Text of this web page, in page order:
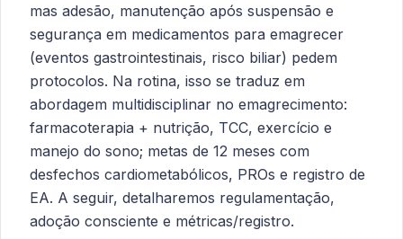
mas adesão, manutenção após suspensão e
segurança em medicamentos para emagrecer
(eventos gastrointestinais, risco biliar) pedem
protocolos. Na rotina, isso se traduz em
abordagem multidisciplinar no emagrecimento:
farmacoterapia + nutrição, TCC, exercício e
manejo do sono; metas de 12 meses com
desfechos cardiometabólicos, PROs e registro de
EA. A seguir, detalharemos regulamentação,
adoção consciente e métricas/registro.